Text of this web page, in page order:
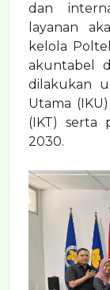
dan
layanan
kelola
akuntabel
dilakukan
Utama
(IKT) serta
2030.